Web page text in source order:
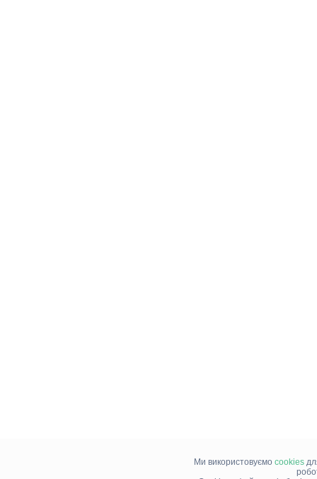
Ми використовуємо cookies